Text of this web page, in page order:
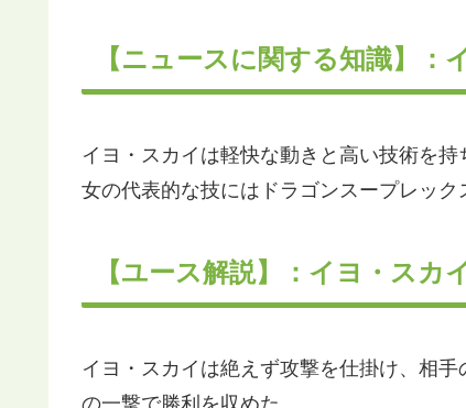
【ニュースに関する知識】：
イヨ・スカイは軽快な動きと高い技術を
女の代表的な技にはドラゴンスープレック
【ユース解説】：イヨ・スカ
イヨ・スカイは絶えず攻撃を仕掛け、相